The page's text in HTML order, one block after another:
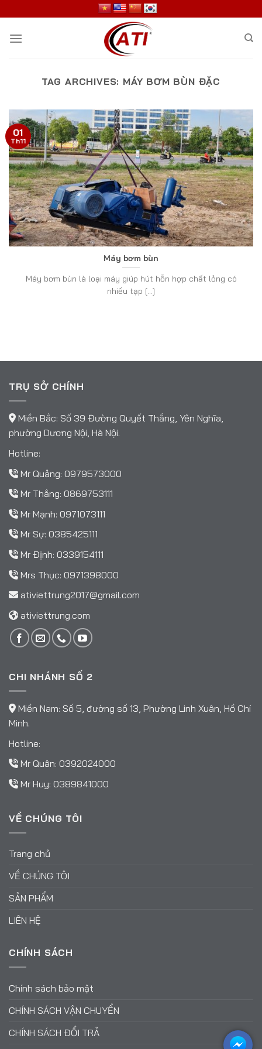
to
content
TAG ARCHIVES: MÁY BƠM BÙN ĐẶC
Máy bơm bùn
Máy bơm bùn là loại máy giúp hút hỗn hợp chất lỏng có
nhiều tạp [...]
01
Th11
TRỤ SỞ CHÍNH
Miền Bắc: Số 39 Đường Quyết Thắng, Yên Nghĩa,
phường Dương Nội, Hà Nội.
Hotline:
Mr Quảng: 0979573000
Mr Thắng: 0869753111
Mr Mạnh: 0971073111
Mr Sự: 0385425111
Mr Định: 0339154111
Mrs Thục: 0971398000
ativiettrung2017@gmail.com
ativiettrung.com
CHI NHÁNH SỐ 2
Miền Nam: Số 5, đường số 13, Phường Linh Xuân, Hồ Chí
Minh.
Hotline:
Mr Quân: 0392024000
Mr Huy: 0389841000
VỀ CHÚNG TÔI
Trang chủ
VỀ CHÚNG TÔI
SẢN PHẨM
LIÊN HỆ
CHÍNH SÁCH
Chính sách bảo mật
CHÍNH SÁCH VẬN CHUYỂN
CHÍNH SÁCH ĐỔI TRẢ